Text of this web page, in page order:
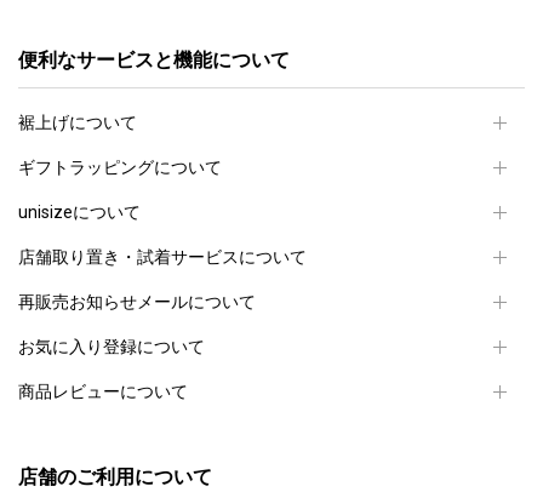
便利なサービスと機能について
裾上げについて
ギフトラッピングについて
unisizeについて
店舗取り置き・試着サービスについて
再販売お知らせメールについて
お気に入り登録について
商品レビューについて
店舗のご利用について